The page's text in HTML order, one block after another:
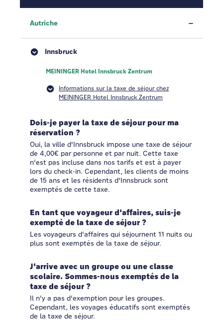
Autriche
Innsbruck
MEININGER Hotel Innsbruck Zentrum
Informations sur la taxe de séjour chez
MEININGER Hotel Innsbruck Zentrum
Dois-je payer la taxe de séjour pour ma
réservation ?
Oui, la ville d'Innsbruck impose une taxe de séjour
de 4,00€ par personne et par nuit. Cette taxe
n'est pas incluse dans nos tarifs et est à payer
lors du check-in. Cependant, les clients de moins
de 15 ans et les résidents d'Innsbruck sont
exemptés de cette taxe.
En tant que voyageur d'affaires, suis-je
exempté de la taxe de séjour ?
Les voyageurs d'affaires qui séjournent 11 nuits ou
plus sont exemptés de la taxe de séjour.
J'arrive avec un groupe ou une classe
scolaire. Sommes-nous exemptés de la
taxe de séjour ?
Il n'y a pas d'exemption pour les groupes.
Cependant, les voyages éducatifs sont exemptés
de la taxe de séjour.